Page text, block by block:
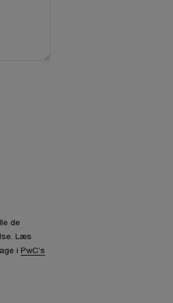
de
Læs
i PwC’s